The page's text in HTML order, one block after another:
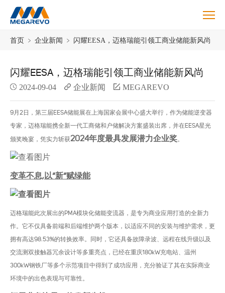
Blog首页 ﹥ 企业新闻 ﹥ 闪耀EESA，迈格瑞能引领工商业储能新风尚
闪耀EESA，迈格瑞能引领工商业储能新风尚
2024-09-04 企业新闻 MEGAREVO
9月2日，第三届EESA储能展在上海国家会展中心盛大举行，作为储能逆变器
专家，迈格瑞能携全新一代工商储和户储解决方案盛装出席，并在EESA星光
颁奖晚宴，凭实力斩获2024年度最具发展潜力企业奖。
变革不息,以”新”赋绿能
迈格瑞能此次展出的PMA模块化储能变流器，是专为商业应用打造的全新力
作。它不仅具备前端和后端维护两个版本，以适应不同的安装与维护需求，更
拥有高达98.53%的转换效率。同时，它还具备故障录波、远程在线升级以及
交流测双接触器冗余设计等多重亮点，已经在重庆180kW充电站、温州
300kW钢铁厂等多个示范项目中得到了成功应用，充分验证了其在实际商业
环境中的出色表现与可靠性。